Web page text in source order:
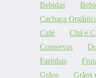
Bebidas
Cachaça
Café
Chá e
Conservas
Farinhas
Grãos
Grãos